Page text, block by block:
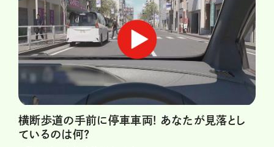
横断歩道の手前に停車車両! あなたが見落とし
ているのは何?